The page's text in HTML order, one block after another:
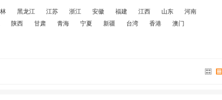
黑龙江 江苏 浙江 安徽 福建 江西 山东
河南
陕西 甘肃 青海 宁夏 新疆 台湾 香港 澳门